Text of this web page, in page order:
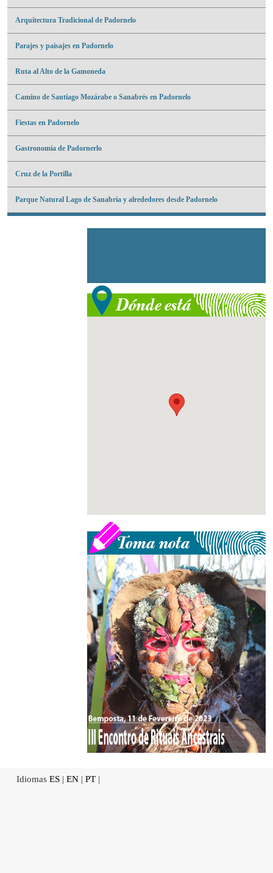
Arquitectura Tradicional de Padornelo
Parajes y paisajes en Padornelo
Ruta al Alto de la Gamoneda
Camino de Santiago Mozárabe o Sanabrés en Padornelo
Fiestas en Padornelo
Gastronomía de Padornerlo
Cruz de la Portilla
Parque Natural Lago de Sanabria y alrededores desde Padornelo
Idiomas ES | EN | PT |